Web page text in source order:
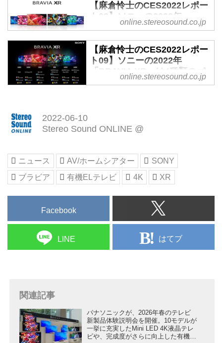
【麻倉怜士のCES2022レポー
ト08】ソニーの2022年
「BRAVIA XR」は4種類のパ
ネルデバイスを使いこなす！
その鍵を握るのが、認知特性
プロセッサー「XR」である
（前） - Stereo Sound
ONLINE
ーズ、有機ELテレビ3シリーズと
トや新型有機ELパネルといった
新しいデバイスを採用している点
も注目される。そしてこれらの
になるのが、映像エンジン・認知
特性プロセッサー「XR」だ。
今回は新BRAVIA XRの詳細と、
認知特性プロセッサー「XR」の
特徴について、ソニー株式会社
online.stereosound.co.jp
【麻倉怜士のCES2022レポー
ト09】ソニーの2022年
「BRAVIA XR」は4種類のパ
ネルデバイスを使いこなす！
ONLINE
「BRAVIA XR」新製品が注目を
集めている。中でもミニLEDバッ
クライトを搭載した液晶テレビ
「Z9K」「X95K」シリーズや、
新型有機ELパネルを搭載した
「A95K」シリーズが話題だ。
そんなBRAVIA XRシリーズの画
質を司るのが、映像エンジン・認
知特性プロセッサー「XR」だ。
対応いただ...
online.stereosound.co.jp
2022-06-10
Stereo Sound ONLINE @
ニュース AV/ホームシアター
SONY
ブラビア
有機ELテレビ 4K XR
Facebook
LINE はてブ
関連記事
パナソニックが、2026年春のテレビ
新製品体験説明会を開催。10モデルが
一挙に充実したMini LED 4K液晶テレ
ビや、完成度がさらに向上した有機